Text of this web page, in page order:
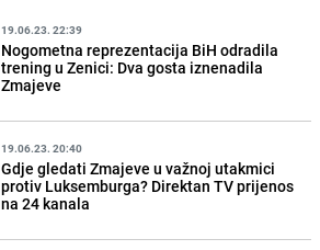
19.06.23. 22:39
Nogometna reprezentacija BiH odradila
trening u Zenici: Dva gosta iznenadila
Zmajeve
19.06.23. 20:40
Gdje gledati Zmajeve u važnoj utakmici
protiv Luksemburga? Direktan TV prijenos
na 24 kanala